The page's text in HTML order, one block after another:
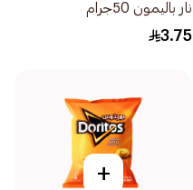
نار باليمون 50جرام
3.75
+